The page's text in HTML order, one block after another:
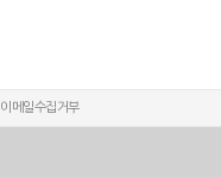
이메일수집거부